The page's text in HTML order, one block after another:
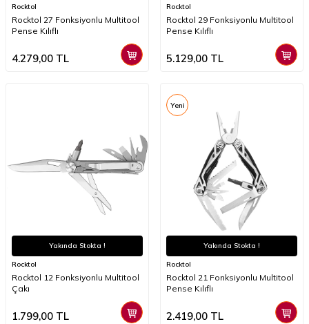
Rocktol
Rocktol 27 Fonksiyonlu Multitool
Pense Kılıflı
4.279,00 TL
Rocktol
Rocktol 29 Fonksiyonlu Multitool
Pense Kılıflı
5.129,00 TL
Yakında Stokta !
Rocktol
Rocktol 12 Fonksiyonlu Multitool
Çakı
1.799,00 TL
Yeni
Yakında Stokta !
Rocktol
Rocktol 21 Fonksiyonlu Multitool
Pense Kılıflı
2.419,00 TL